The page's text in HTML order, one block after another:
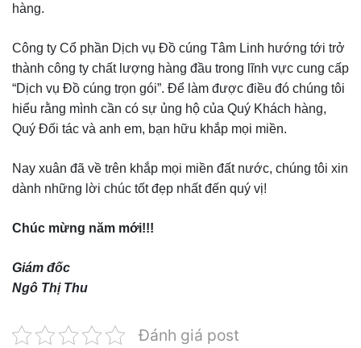
hàng.
Công ty Cổ phần Dịch vụ Đồ cúng Tâm Linh hướng tới trở
thành công ty chất lượng hàng đầu trong lĩnh vực cung cấp
“Dịch vụ Đồ cúng trọn gói”. Để làm được điều đó chúng tôi
hiểu rằng mình cần có sự ủng hộ của Quý Khách hàng,
Quý Đối tác và anh em, bạn hữu khắp mọi miền.
Nay xuân đã về trên khắp mọi miền đất nước, chúng tôi xin
dành những lời chúc tốt đẹp nhất đến quý vị!
Chúc mừng năm mới!!!
Giám đốc
Ngô Thị Thu
Đánh giá post